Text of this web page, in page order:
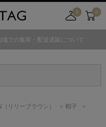
0
舗
カ
ト
0
での集荷・配送遅延について
（リリーブラウン）
帽子